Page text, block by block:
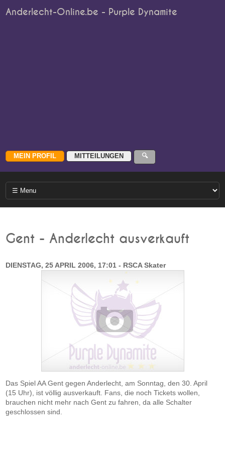
Anderlecht-Online.be - Purple Dynamite
Gent - Anderlecht ausverkauft
DIENSTAG, 25 APRIL 2006, 17:01 - RSCA Skater
Das Spiel AA Gent gegen Anderlecht, am Sonntag, den 30. April
(15 Uhr), ist völlig ausverkauft. Fans, die noch Tickets wollen,
brauchen nicht mehr nach Gent zu fahren, da alle Schalter
geschlossen sind.